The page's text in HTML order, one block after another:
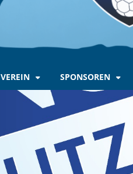
VEREIN SPONSOREN